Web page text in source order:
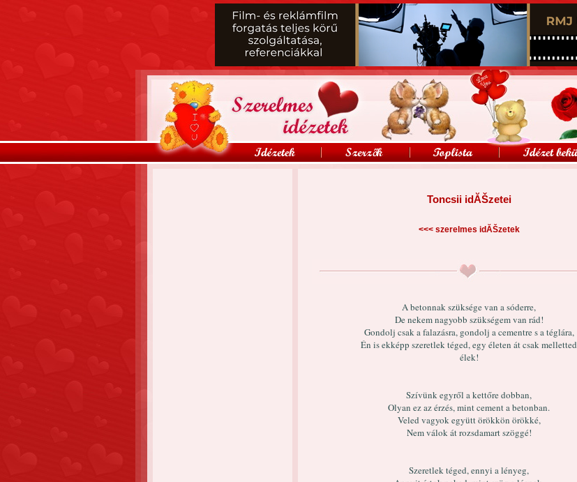
Toncsii idĂŠzetei
<<< szerelmes idĂŠzetek
A betonnak szüksége van a sóderre,
De nekem nagyobb szükségem van rád!
Gondolj csak a falazásra, gondolj a cementre s a téglára,
Én is ekképp szeretlek téged, egy életen át csak melletted
élek!
Szívünk egyről a kettőre dobban,
Olyan ez az érzés, mint cement a betonban.
Veled vagyok együtt örökkön örökké,
Nem válok át rozsdamart szöggé!
Szeretlek téged, ennyi a lényeg,